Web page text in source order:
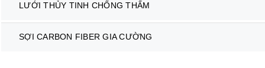
LƯỚI THỦY TINH CHỐNG THẤM
SỢI CARBON FIBER GIA CƯỜNG